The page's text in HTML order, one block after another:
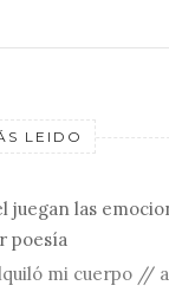
LEIDO
juegan las
poesía
mi cuerpo // a